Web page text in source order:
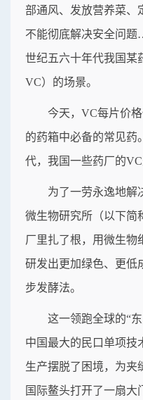
部通风、发放营养菜、
不能彻底解决安全问
世纪五六十年代我国某
VC）的场景。
今天，VC每片价
的药箱中必备的常见药
代，我国一些药厂的
为了一劳永逸地解
微生物研究所（以下简
厂里扎了根，用微生物
研发出更加绿色、更
步发酵法。
这一领跑全球的“
中国最大的民口单项技
生产摆脱了困境，为夹
国际鳌头打开了一扇大